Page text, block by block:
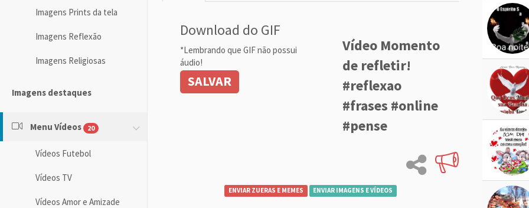
Imagens Prints da tela
Imagens Reflexão
Imagens Religiosas
Imagens destaques
Menu Vídeos 20
Vídeos Futebol
Vídeos TV
Vídeos Amor e Amizade
Download do GIF
*Lembrando que GIF não possui
áudio!
SALVAR
Vídeo Momento
de refletir!
#reflexao
#frases #online
#pense
ENVIAR ZUERAS E MEMES ENVIAR IMAGENS E VÍDEOS